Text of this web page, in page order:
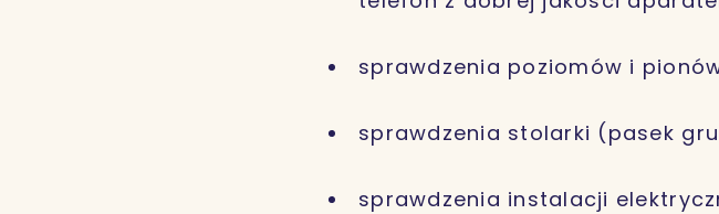
sprawdzenia poziomów i
sprawdzenia stolarki (pasek
sprawdzenia instalacji